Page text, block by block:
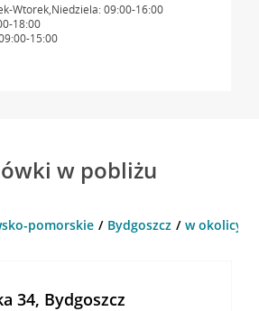
Wtorek,Niedziela: 09:00-16:00
18:00
15:00
w pobliżu
pomorskie Bydgoszcz w okolicy
34, Bydgoszcz